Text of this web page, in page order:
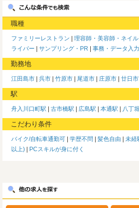
職種
ファミリーレストラン 理容師・美容師・ネイ
ライバー
サンプリング・PR 事務・データ入
勤務地
江田島市 呉市 竹原市 尾道市 庄原市 廿日
駅
舟入川口町駅 古市橋駅 広島駅 本通駅 八丁
こだわり条件
バイク/自転車通勤可 学歴不問 髪色自由 未経
以上)
PCスキルが身に付く